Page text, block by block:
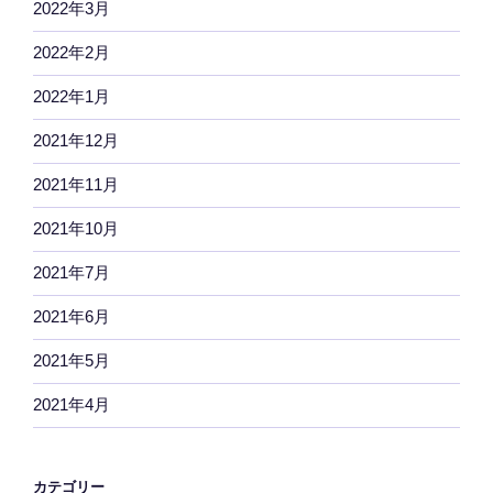
2022年3月
2022年2月
2022年1月
2021年12月
2021年11月
2021年10月
2021年7月
2021年6月
2021年5月
2021年4月
カテゴリー